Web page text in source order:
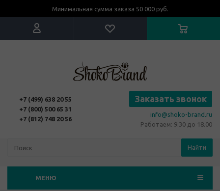
Минимальная сумма заказа 50 000 руб.
+7 (499) 638 20 55
+7 (800) 500 65 31
+7 (812) 748 20 56
Заказать звонок
info@shoko-brand.ru
Работаем: 9.30 до 18.00
Найти
МЕНЮ